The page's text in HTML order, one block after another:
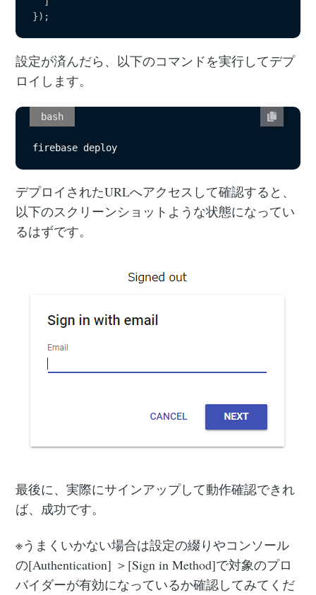
}) ;
設定が済んだら、以下のコマンドを実行してデプ
ロイします。
bash
firebase deploy
デプロイされたURLへアクセスして確認すると、
以下のスクリーンショットような状態になってい
るはずです。
最後に、実際にサインアップして動作確認できれ
ば、成功です。
※うまくいかない場合は設定の綴りやコンソール
の[Authentication] ＞[Sign in Method]で対象のプロ
バイダーが有効になっているか確認してみてくだ